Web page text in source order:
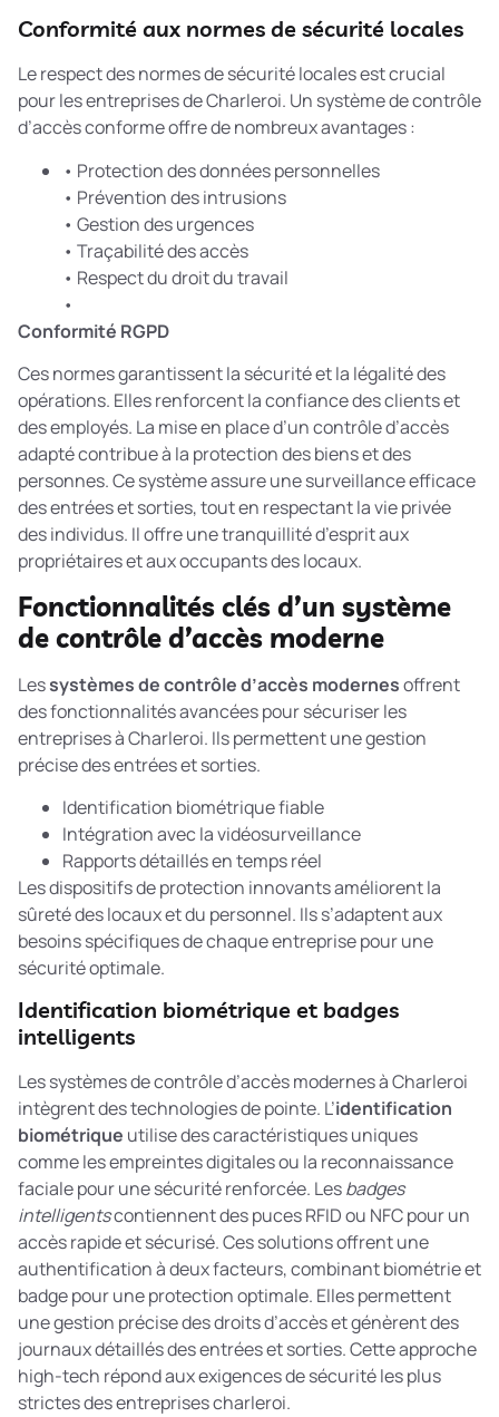
Conformité aux normes de sécurité locales
Le respect des normes de sécurité locales est crucial
pour les entreprises de Charleroi. Un système de contrôle
d’accès conforme offre de nombreux avantages :
• Protection des données personnelles
• Prévention des intrusions
• Gestion des urgences
• Traçabilité des accès
• Respect du droit du travail
•
Conformité RGPD
Ces normes garantissent la sécurité et la légalité des
opérations. Elles renforcent la confiance des clients et
des employés. La mise en place d’un contrôle d’accès
adapté contribue à la protection des biens et des
personnes. Ce système assure une surveillance efficace
des entrées et sorties, tout en respectant la vie privée
des individus. Il offre une tranquillité d’esprit aux
propriétaires et aux occupants des locaux.
Fonctionnalités clés d’un système
de contrôle d’accès moderne
Lessystèmes de contrôle d’accès modernesoffrent
des fonctionnalités avancées pour sécuriser les
entreprises à Charleroi. Ils permettent une gestion
précise des entrées et sorties.
Identification biométrique fiable
Intégration avec la vidéosurveillance
Rapports détaillés en temps réel
Lesdispositifs de protection innovantsaméliorent la
sûreté des locaux et du personnel. Ils s’adaptent aux
besoins spécifiques de chaque entreprise pour une
sécurité optimale.
Identification biométrique et badges
intelligents
Les systèmes de contrôle d’accès modernes à Charleroi
intègrent des technologies de pointe. L’identification
biométrique utilise des caractéristiques uniques
comme les empreintes digitales ou la reconnaissance
faciale pour une sécurité renforcée. Lesbadges
intelligentscontiennent des puces RFID ou NFC pour un
accès rapide et sécurisé. Ces solutions offrent une
authentification à deux facteurs, combinant biométrie et
badge pour une protection optimale. Elles permettent
une gestion précise des droits d’accès et génèrent des
journaux détaillés des entrées et sorties. Cette approche
high-tech répond aux exigences de sécurité les plus
strictes des entreprises charleroi.